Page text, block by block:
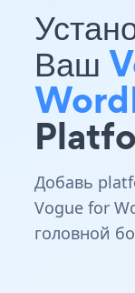
Ваш
Добавь
Vogue for
головной